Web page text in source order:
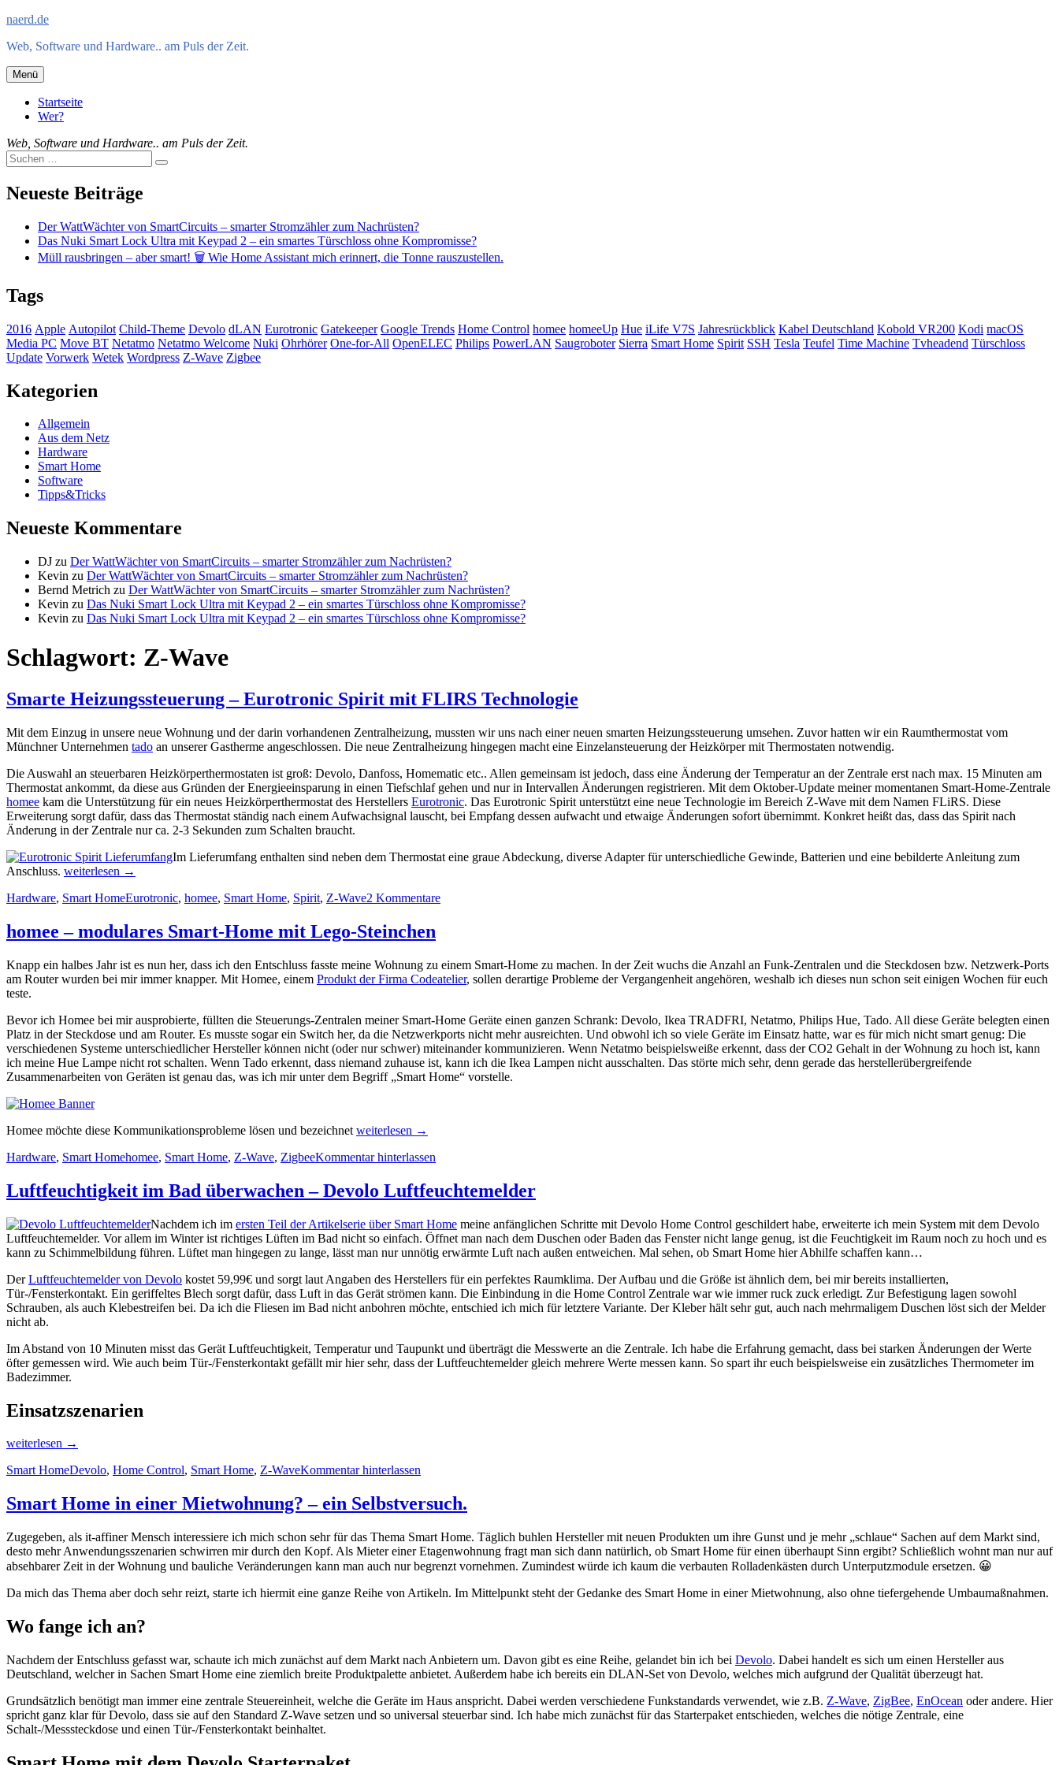
Zum
springen
naerd.de
Web, Software und Hardware.. am Puls der Zeit.
Menü
Startseite
Wer?
Web, Software und Hardware.. am Puls der Zeit.
Suche
nach:
Suche
Neueste Beiträge
Der WattWächter von SmartCircuits – smarter Stromzähler zum Nachrüsten?
Das Nuki Smart Lock Ultra mit Keypad 2 – ein smartes Türschloss ohne Kompromisse?
Müll rausbringen – aber smart! 🗑️ Wie Home Assistant mich erinnert, die Tonne rauszustellen.
Tags
2016 Apple Autopilot Child-Theme Devolo dLAN Eurotronic Gatekeeper Google Trends Home Control homee homeeUp Hue iLife V7S Jahresrückblick Kabel Deutschland Kobold VR200 Kodi macOS
Media PC Move BT Netatmo Netatmo Welcome Nuki Ohrhörer One-for-All OpenELEC Philips PowerLAN Saugroboter Sierra Smart Home Spirit SSH Tesla Teufel Time Machine Tvheadend Türschloss
Update Vorwerk Wetek Wordpress Z-Wave Zigbee
Kategorien
Allgemein
Aus dem Netz
Hardware
Smart Home
Software
Tipps&Tricks
Neueste Kommentare
DJ zu Der WattWächter von SmartCircuits – smarter Stromzähler zum Nachrüsten?
Kevin zu Der WattWächter von SmartCircuits – smarter Stromzähler zum Nachrüsten?
Bernd Metrich zu Der WattWächter von SmartCircuits – smarter Stromzähler zum Nachrüsten?
Kevin zu Das Nuki Smart Lock Ultra mit Keypad 2 – ein smartes Türschloss ohne Kompromisse?
Kevin zu Das Nuki Smart Lock Ultra mit Keypad 2 – ein smartes Türschloss ohne Kompromisse?
Schlagwort: Z-Wave
Smarte Heizungssteuerung – Eurotronic Spirit mit FLIRS Technologie
Mit dem Einzug in unsere neue Wohnung und der darin vorhandenen Zentralheizung, mussten wir uns nach einer neuen smarten Heizungssteuerung umsehen. Zuvor hatten wir ein Raumthermostat vom
Münchner Unternehmen tado an unserer Gastherme angeschlossen. Die neue Zentralheizung hingegen macht eine Einzelansteuerung der Heizkörper mit Thermostaten notwendig.
Die Auswahl an steuerbaren Heizkörperthermostaten ist groß: Devolo, Danfoss, Homematic etc.. Allen gemeinsam ist jedoch, dass eine Änderung der Temperatur an der Zentrale erst nach max. 15 Minuten am
Thermostat ankommt, da diese aus Gründen der Energieeinsparung in einen Tiefschlaf gehen und nur in Intervallen Änderungen registrieren. Mit dem Oktober-Update meiner momentanen Smart-Home-Zentrale
homee kam die Unterstützung für ein neues Heizkörperthermostat des Herstellers Eurotronic. Das Eurotronic Spirit unterstützt eine neue Technologie im Bereich Z-Wave mit dem Namen FLiRS. Diese
Erweiterung sorgt dafür, dass das Thermostat ständig nach einem Aufwachsignal lauscht, bei Empfang dessen aufwacht und etwaige Änderungen sofort übernimmt. Konkret heißt das, dass das Spirit nach
Änderung in der Zentrale nur ca. 2-3 Sekunden zum Schalten braucht.
Im Lieferumfang enthalten sind neben dem Thermostat eine graue Abdeckung, diverse Adapter für unterschiedliche Gewinde, Batterien und eine bebilderte Anleitung zum
Anschluss. „Smarte
–
Spirit
mit
Technologie“
weiterlesen →
Hardware, Smart HomeEurotronic, homee, Smart Home, Spirit, Z-Wave2 Kommentare
homee – modulares Smart-Home mit Lego-Steinchen
Knapp ein halbes Jahr ist es nun her, dass ich den Entschluss fasste meine Wohnung zu einem Smart-Home zu machen. In der Zeit wuchs die Anzahl an Funk-Zentralen und die Steckdosen bzw. Netzwerk-Ports
am Router wurden bei mir immer knapper. Mit Homee, einem Produkt der Firma Codeatelier, sollen derartige Probleme der Vergangenheit angehören, weshalb ich dieses nun schon seit einigen Wochen für euch
teste.
Bevor ich Homee bei mir ausprobierte, füllten die Steuerungs-Zentralen meiner Smart-Home Geräte einen ganzen Schrank: Devolo, Ikea TRADFRI, Netatmo, Philips Hue, Tado. All diese Geräte belegten einen
Platz in der Steckdose und am Router. Es musste sogar ein Switch her, da die Netzwerkports nicht mehr ausreichten. Und obwohl ich so viele Geräte im Einsatz hatte, war es für mich nicht smart genug: Die
verschiedenen Systeme unterschiedlicher Hersteller können nicht (oder nur schwer) miteinander kommunizieren. Wenn Netatmo beispielsweiße erkennt, dass der CO2 Gehalt in der Wohnung zu hoch ist, kann
ich meine Hue Lampe nicht rot schalten. Wenn Tado erkennt, dass niemand zuhause ist, kann ich die Ikea Lampen nicht ausschalten. Das störte mich sehr, denn gerade das herstellerübergreifende
Zusammenarbeiten von Geräten ist genau das, was ich mir unter dem Begriff „Smart Home“ vorstelle.
Homee möchte diese Kommunikationsprobleme lösen und bezeichnet „homee
modulares
Home
mit
Steinchen“
weiterlesen →
Hardware, Smart Homehomee, Smart Home, Z-Wave, ZigbeeKommentar hinterlassen
Luftfeuchtigkeit im Bad überwachen – Devolo Luftfeuchtemelder
Nachdem ich im ersten Teil der Artikelserie über Smart Home meine anfänglichen Schritte mit Devolo Home Control geschildert habe, erweiterte ich mein System mit dem Devolo
Luftfeuchtemelder. Vor allem im Winter ist richtiges Lüften im Bad nicht so einfach. Öffnet man nach dem Duschen oder Baden das Fenster nicht lange genug, ist die Feuchtigkeit im Raum noch zu hoch und es
kann zu Schimmelbildung führen. Lüftet man hingegen zu lange, lässt man nur unnötig erwärmte Luft nach außen entweichen. Mal sehen, ob Smart Home hier Abhilfe schaffen kann…
DerLuftfeuchtemelder von Devolo kostet 59,99€ und sorgt laut Angaben des Herstellers für ein perfektes Raumklima. Der Aufbau und die Größe ist ähnlich dem, bei mir bereits installierten,
Tür-/Fensterkontakt. Ein geriffeltes Blech sorgt dafür, dass Luft in das Gerät strömen kann. Die Einbindung in die Home Control Zentrale war wie immer ruck zuck erledigt. Zur Befestigung lagen sowohl
Schrauben, als auch Klebestreifen bei. Da ich die Fliesen im Bad nicht anbohren möchte, entschied ich mich für letztere Variante. Der Kleber hält sehr gut, auch nach mehrmaligem Duschen löst sich der Melder
nicht ab.
Im Abstand von 10 Minuten misst das Gerät Luftfeuchtigkeit, Temperatur und Taupunkt und überträgt die Messwerte an die Zentrale. Ich habe die Erfahrung gemacht, dass bei starken Änderungen der Werte
öfter gemessen wird. Wie auch beim Tür-/Fensterkontakt gefällt mir hier sehr, dass der Luftfeuchtemelder gleich mehrere Werte messen kann. So spart ihr euch beispielsweise ein zusätzliches Thermometer im
Badezimmer.
Einsatzszenarien
„Luftfeuchtigkeit
Bad
–
Devolo
weiterlesen →
Smart HomeDevolo, Home Control, Smart Home, Z-WaveKommentar hinterlassen
Smart Home in einer Mietwohnung? – ein Selbstversuch.
Zugegeben, als it-affiner Mensch interessiere ich mich schon sehr für das Thema Smart Home. Täglich buhlen Hersteller mit neuen Produkten um ihre Gunst und je mehr „schlaue“ Sachen auf dem Markt sind,
desto mehr Anwendungsszenarien schwirren mir durch den Kopf. Als Mieter einer Etagenwohnung fragt man sich dann natürlich, ob Smart Home für einen überhaupt Sinn ergibt? Schließlich wohnt man nur auf
absehbarer Zeit in der Wohnung und bauliche Veränderungen kann man auch nur begrenzt vornehmen. Zumindest würde ich kaum die verbauten Rolladenkästen durch Unterputzmodule ersetzen. 😀
Da mich das Thema aber doch sehr reizt, starte ich hiermit eine ganze Reihe von Artikeln. Im Mittelpunkt steht der Gedanke des Smart Home in einer Mietwohnung, also ohne tiefergehende Umbaumaßnahmen.
Wo fange ich an?
Nachdem der Entschluss gefasst war, schaute ich mich zunächst auf dem Markt nach Anbietern um. Davon gibt es eine Reihe, gelandet bin ich bei Devolo. Dabei handelt es sich um einen Hersteller aus
Deutschland, welcher in Sachen Smart Home eine ziemlich breite Produktpalette anbietet. Außerdem habe ich bereits ein DLAN-Set von Devolo, welches mich aufgrund der Qualität überzeugt hat.
Grundsätzlich benötigt man immer eine zentrale Steuereinheit, welche die Geräte im Haus anspricht. Dabei werden verschiedene Funkstandards verwendet, wie z.B. Z-Wave, ZigBee, EnOcean oder andere. Hier
spricht ganz klar für Devolo, dass sie auf den Standard Z-Wave setzen und so universal steuerbar sind. Ich habe mich zunächst für das Starterpaket entschieden, welches die nötige Zentrale, eine
Schalt-/Messsteckdose und einen Tür-/Fensterkontakt beinhaltet.